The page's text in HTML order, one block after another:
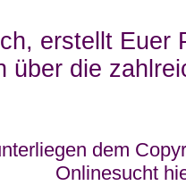
erstellt Euer
über die
dem
Onlinesucht